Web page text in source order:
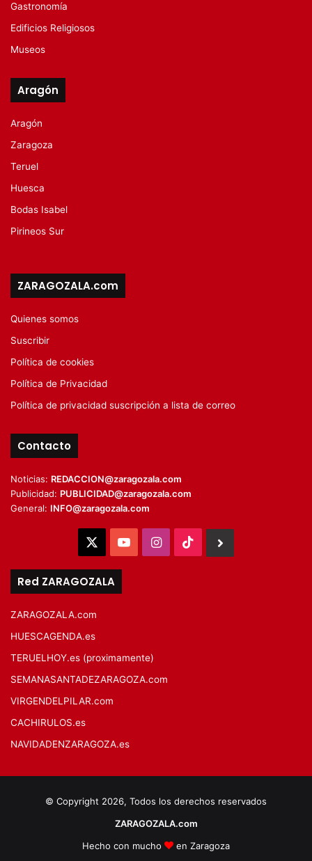
Gastronomía
Edificios Religiosos
Museos
Aragón
Aragón
Zaragoza
Teruel
Huesca
Bodas Isabel
Pirineos Sur
ZARAGOZALA.com
Quienes somos
Suscribir
Política de cookies
Política de Privacidad
Política de privacidad suscripción a lista de correo
Contacto
Noticias: REDACCION@zaragozala.com
Publicidad: PUBLICIDAD@zaragozala.com
General: INFO@zaragozala.com
YouTubeInstagram
TikTok
Red ZARAGOZALA
ZARAGOZALA.com
HUESCAGENDA.es
TERUELHOY.es (proximamente)
SEMANASANTADEZARAGOZA.com
VIRGENDELPILAR.com
CACHIRULOS.es
NAVIDADENZARAGOZA.es
© Copyright 2026, Todos los derechos reservados
ZARAGOZALA.com
Hecho con mucho
en Zaragoza